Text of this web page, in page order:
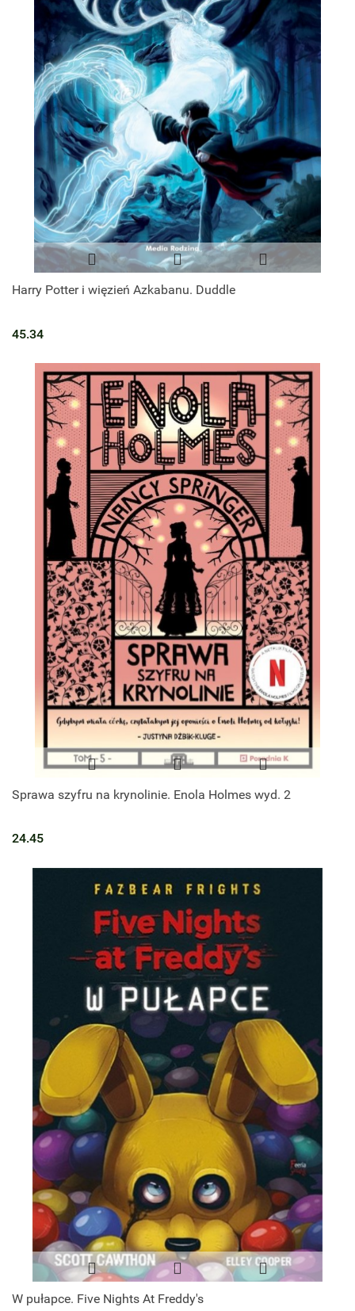
Harry Potter i więzień Azkabanu. Duddle
45.34
Sprawa szyfru na krynolinie. Enola Holmes wyd. 2
24.45
W pułapce. Five Nights At Freddy's